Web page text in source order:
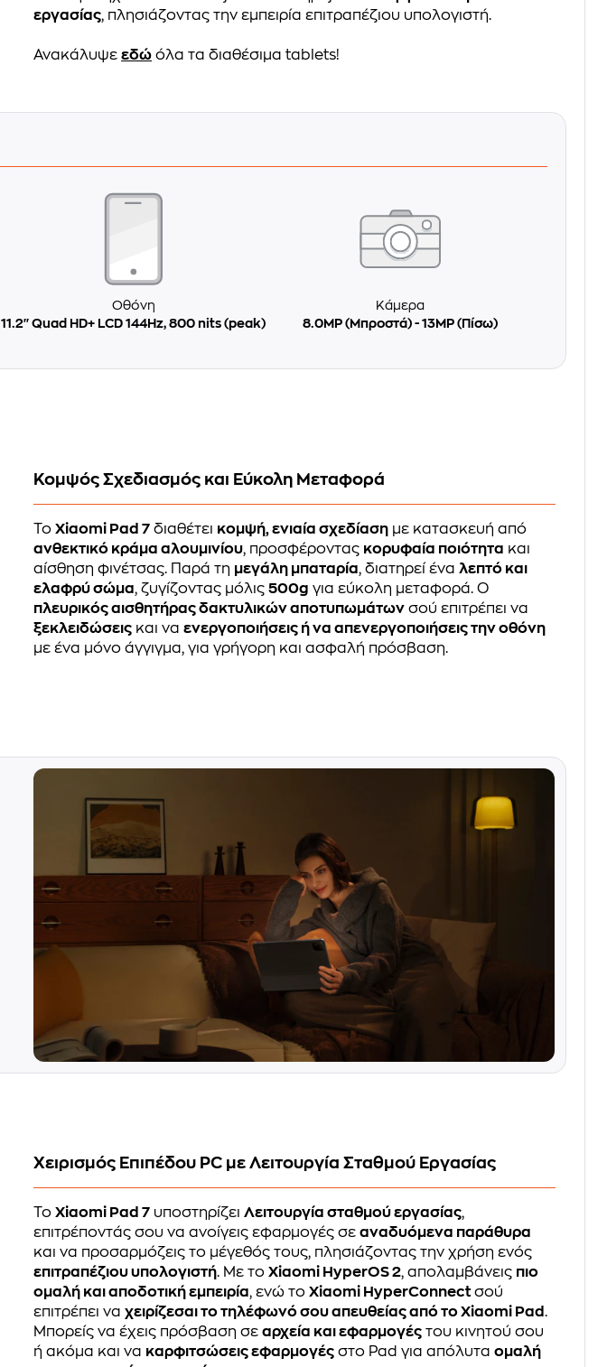
εργασίας, πλησιάζοντας την εμπειρία επιτραπέζιου υπολογιστή.
Ανακάλυψεεδώ όλα τα διαθέσιμα tablets!
Οθόνη
11.2'' Quad HD+ LCD 144Hz, 800 nits (peak)
Κάμερα
8.0MP (Μπροστά) - 13MP (Πίσω)
Κομψός Σχεδιασμός και Εύκολη Μεταφορά
ΤοXiaomi Pad 7 διαθέτει κομψή, ενιαία σχεδίαση με κατασκευή από
ανθεκτικό κράμα αλουμινίου, προσφέροντας κορυφαία ποιότητα και
αίσθηση φινέτσας. Παρά τη μεγάλη μπαταρία, διατηρεί ένα λεπτό και
ελαφρύ σώμα, ζυγίζοντας μόλις500g για εύκολη μεταφορά. Ο
πλευρικός αισθητήρας δακτυλικών αποτυπωμάτων σού επιτρέπει να
ξεκλειδώσεις και ναενεργοποιήσεις ή να απενεργοποιήσεις την οθόνη
με ένα μόνο άγγιγμα, για γρήγορη και ασφαλή πρόσβαση.
Χειρισμός Επιπέδου PC με Λειτουργία Σταθμού Εργασίας
ΤοXiaomi Pad 7 υποστηρίζειΛειτουργία σταθμού εργασίας,
επιτρέποντάς σου να ανοίγεις εφαρμογές σεαναδυόμενα παράθυρα
και να προσαρμόζεις το μέγεθός τους, πλησιάζοντας την χρήση ενός
επιτραπέζιου υπολογιστή. Με τοXiaomi HyperOS 2, απολαμβάνεις πιο
ομαλή και αποδοτική εμπειρία, ενώ τοXiaomi HyperConnectσού
επιτρέπει ναχειρίζεσαι το τηλέφωνό σου απευθείας από το Xiaomi Pad.
Μπορείς να έχεις πρόσβαση σεαρχεία και εφαρμογές του κινητού σου
ή ακόμα και να καρφιτσώσεις εφαρμογές στο Pad για απόλυταομαλή